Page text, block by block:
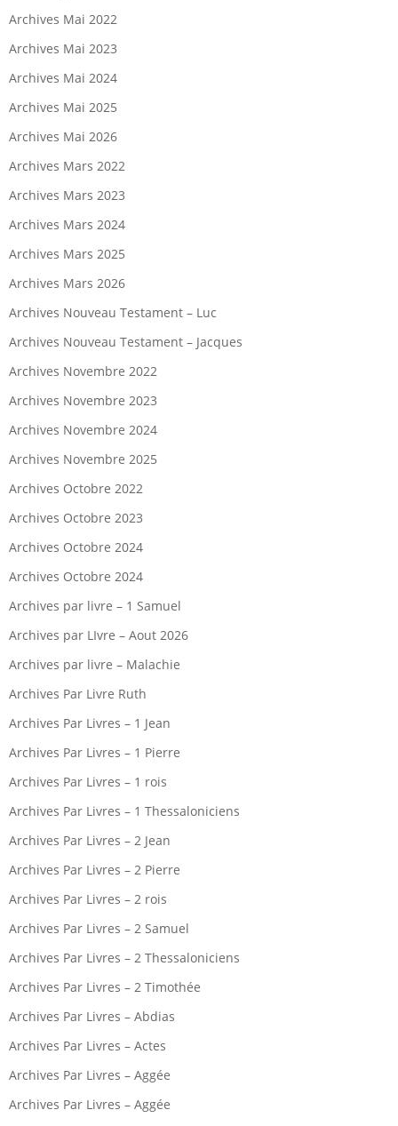
Archives Mai 2022
Archives Mai 2023
Archives Mai 2024
Archives Mai 2025
Archives Mai 2026
Archives Mars 2022
Archives Mars 2023
Archives Mars 2024
Archives Mars 2025
Archives Mars 2026
Archives Nouveau Testament – Luc
Archives Nouveau Testament – Jacques
Archives Novembre 2022
Archives Novembre 2023
Archives Novembre 2024
Archives Novembre 2025
Archives Octobre 2022
Archives Octobre 2023
Archives Octobre 2024
Archives Octobre 2024
Archives par livre – 1 Samuel
Archives par LIvre – Aout 2026
Archives par livre – Malachie
Archives Par Livre Ruth
Archives Par Livres – 1 Jean
Archives Par Livres – 1 Pierre
Archives Par Livres – 1 rois
Archives Par Livres – 1 Thessaloniciens
Archives Par Livres – 2 Jean
Archives Par Livres – 2 Pierre
Archives Par Livres – 2 rois
Archives Par Livres – 2 Samuel
Archives Par Livres – 2 Thessaloniciens
Archives Par Livres – 2 Timothée
Archives Par Livres – Abdias
Archives Par Livres – Actes
Archives Par Livres – Aggée
Archives Par Livres – Aggée